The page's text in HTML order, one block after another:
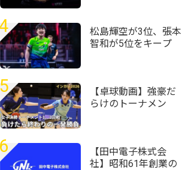
WTTチャンピオンズ
横浜2026＞
4
松島輝空が3位、張本
智和が5位をキープ
キング（2026年第32
週）
5
【卓球動画】強豪だ
らけのトーナメン
ンカレ卓球2026女子
決勝T1、2回戦
6
【田中電子株式会
社】昭和61年創業の